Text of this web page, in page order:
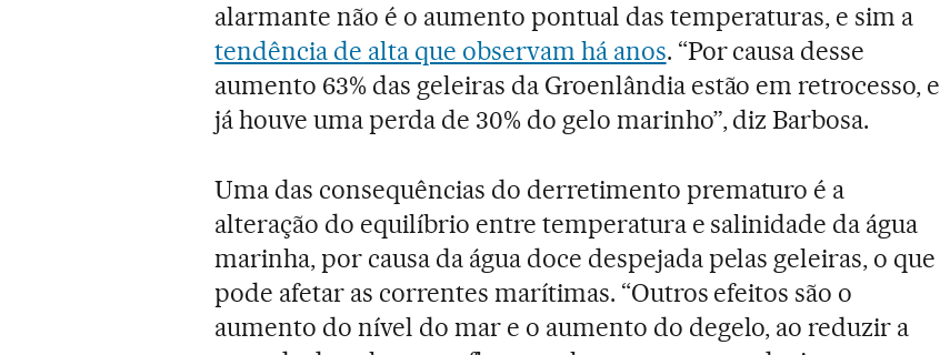
alarmante não é o aumento pontual das temperaturas, e sim a
tendência de alta que observam há anos. “Por causa desse
aumento 63% das geleiras da Groenlândia estão em retrocesso, e
já houve uma perda de 30% do gelo marinho”, diz Barbosa.
Uma das consequências do derretimento prematuro é a
alteração do equilíbrio entre temperatura e salinidade da água
marinha, por causa da água doce despejada pelas geleiras, o que
pode afetar as correntes marítimas. “Outros efeitos são o
aumento do nível do mar e o aumento do degelo, ao reduzir a